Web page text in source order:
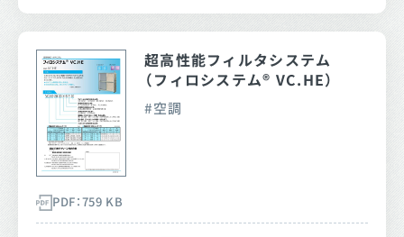
超高性能フィルタシステム
（フィロシステム® VC.HE）
空調
PDF：759 KB